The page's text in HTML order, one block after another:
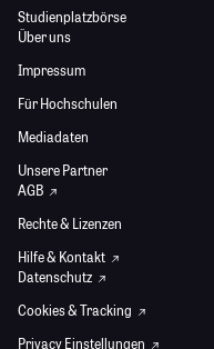
Studienplatzbörse
Über uns
Impressum
Für Hochschulen
Mediadaten
Unsere Partner
AGB
Rechte & Lizenzen
Hilfe & Kontakt
Datenschutz
Cookies & Tracking
Privacy Einstellungen